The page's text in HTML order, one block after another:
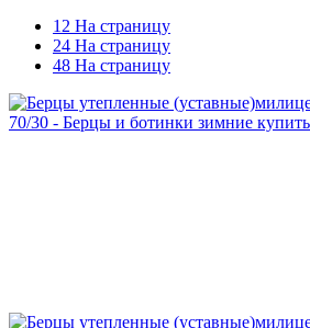
12 На страницу
24 На страницу
48 На страницу